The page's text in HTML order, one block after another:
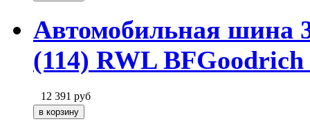
Автомобильная шина
(114) RWL
12 391 руб